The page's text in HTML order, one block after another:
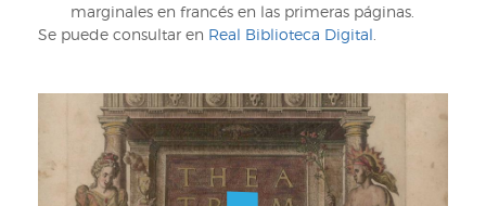
marginales en francés en las primeras páginas.
Se puede consultar en Real Biblioteca Digital